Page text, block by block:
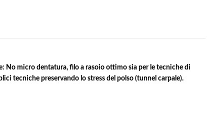
No micro dentatura, filo a rasoio ottimo sia per le tecniche di
tecniche preservando lo stress del polso (tunnel carpale).